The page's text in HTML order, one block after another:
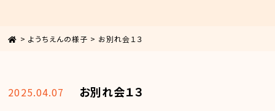
> ようちえんの様子 > お別れ会１３
2025.04.07 お別れ会１３